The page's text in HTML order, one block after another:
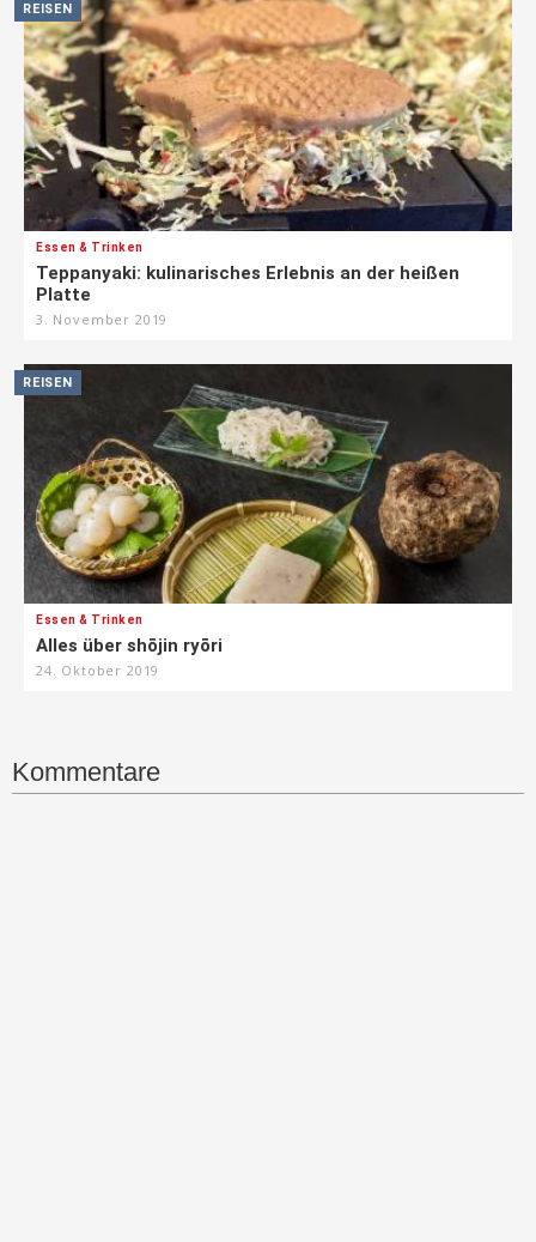
REISEN
Essen & Trinken
Teppanyaki: kulinarisches Erlebnis an der heißen
Platte
3. November 2019
REISEN
Essen & Trinken
Alles über shōjin ryōri
24. Oktober 2019
Kommentare